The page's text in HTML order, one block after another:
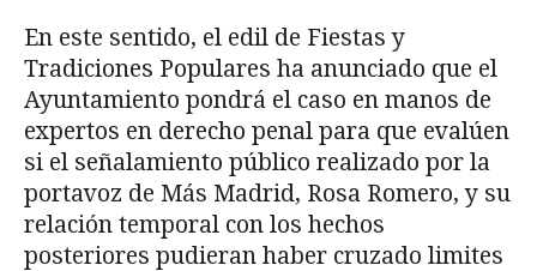
En este sentido, el edil de Fiestas y
Tradiciones Populares ha anunciado que el
Ayuntamiento pondrá el caso en manos de
expertos en derecho penal para que evalúen
si el señalamiento público realizado por la
portavoz de Más Madrid, Rosa Romero, y su
relación temporal con los hechos
posteriores pudieran haber cruzado limites